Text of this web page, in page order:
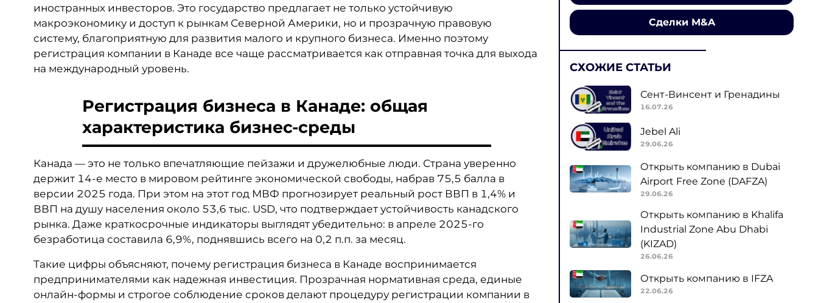
иностранных инвесторов. Это государство предлагает не только устойчивую
макроэкономику и доступ к рынкам Северной Америки, но и прозрачную правовую
систему, благоприятную для развития малого и крупного бизнеса. Именно поэтому
регистрация компании в Канаде все чаще рассматривается как отправная точка для выхода
на международный уровень.
Регистрация бизнеса в Канаде: общая
характеристика бизнес-среды
Канада — это не только впечатляющие пейзажи и дружелюбные люди. Страна уверенно
держит 14-е место в мировом рейтинге экономической свободы, набрав 75,5 балла в
версии 2025 года. При этом на этот год МВФ прогнозирует реальный рост ВВП в 1,4% и
ВВП на душу населения около 53,6 тыс. USD, что подтверждает устойчивость канадского
рынка. Даже краткосрочные индикаторы выглядят убедительно: в апреле 2025-го
безработица составила 6,9%, поднявшись всего на 0,2 п.п. за месяц.
Такие цифры объясняют, почему регистрация бизнеса в Канаде воспринимается
предпринимателями как надежная инвестиция. Прозрачная нормативная среда, единые
онлайн-формы и строгое соблюдение сроков делают процедуру регистрации компании в
Сделки M&A
СХОЖИЕ СТАТЬИ
Сент-Винсент и Гренадины
16.07.26
Jebel Ali
29.06.26
Открыть компанию в Dubai
Airport Free Zone (DAFZA)
29.06.26
Открыть компанию в Khalifa
Industrial Zone Abu Dhabi
(KIZAD)
26.06.26
Открыть компанию в IFZA
22.06.26